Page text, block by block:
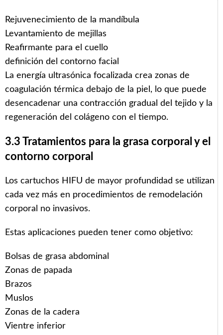
Rejuvenecimiento de la mandíbula
Levantamiento de mejillas
Reafirmante para el cuello
definición del contorno facial
La energía ultrasónica focalizada crea zonas de
coagulación térmica debajo de la piel, lo que puede
desencadenar una contracción gradual del tejido y la
regeneración del colágeno con el tiempo.
3.3 Tratamientos para la grasa corporal y el
contorno corporal
Los cartuchos HIFU de mayor profundidad se utilizan
cada vez más en procedimientos de remodelación
corporal no invasivos.
Estas aplicaciones pueden tener como objetivo:
Bolsas de grasa abdominal
Zonas de papada
Brazos
Muslos
Zonas de la cadera
Vientre inferior